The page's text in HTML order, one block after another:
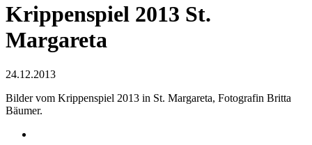
Krippenspiel 2013 St.
Margareta
24.12.2013
Bilder vom Krippenspiel 2013 in St. Margareta, Fotografin Britta
Bäumer.